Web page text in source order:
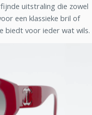
uitstraling die zowel
een klassieke bril of
biedt voor ieder wat wils.